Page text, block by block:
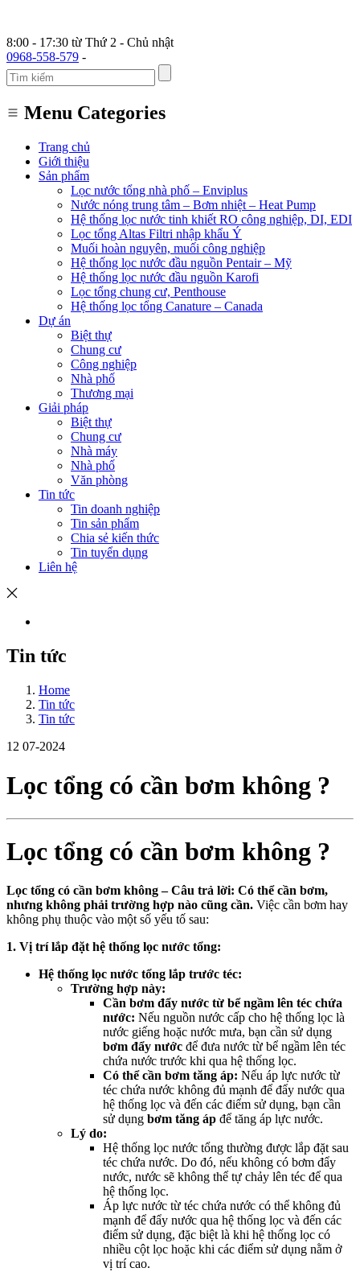
8:00 - 17:30 từ Thứ 2 - Chủ nhật
0968-558-579 -
Menu Categories
Trang chủ
Giới thiệu
Sản phẩm
Lọc nước tổng nhà phố – Enviplus
Nước nóng trung tâm – Bơm nhiệt – Heat Pump
Hệ thống lọc nước tinh khiết RO công nghiệp, DI, EDI
Lọc tổng Altas Filtri nhập khẩu Ý
Muối hoàn nguyên, muối công nghiệp
Hệ thống lọc nước đầu nguồn Pentair – Mỹ
Hệ thống lọc nước đầu nguồn Karofi
Lọc tổng chung cư, Penthouse
Hệ thống lọc tổng Canature – Canada
Dự án
Biệt thự
Chung cư
Công nghiệp
Nhà phố
Thương mại
Giải pháp
Biệt thự
Chung cư
Nhà máy
Nhà phố
Văn phòng
Tin tức
Tin doanh nghiệp
Tin sản phẩm
Chia sẻ kiến thức
Tin tuyển dụng
Liên hệ
Tin tức
Home
Tin tức
Tin tức
12 07-2024
Lọc tổng có cần bơm không ?
Lọc tổng có cần bơm không ?
Lọc tổng có cần bơm không – Câu trả lời: Có thể cần bơm,
nhưng không phải trường hợp nào cũng cần. Việc cần bơm hay
không phụ thuộc vào một số yếu tố sau:
1. Vị trí lắp đặt hệ thống lọc nước tổng:
Hệ thống lọc nước tổng lắp trước téc:
Trường hợp này:
Cần bơm đẩy nước từ bể ngầm lên téc chứa
nước: Nếu nguồn nước cấp cho hệ thống lọc là
nước giếng hoặc nước mưa, bạn cần sử dụng
bơm đẩy nước để đưa nước từ bể ngầm lên téc
chứa nước trước khi qua hệ thống lọc.
Có thể cần bơm tăng áp: Nếu áp lực nước từ
téc chứa nước không đủ mạnh để đẩy nước qua
hệ thống lọc và đến các điểm sử dụng, bạn cần
sử dụng bơm tăng áp để tăng áp lực nước.
Lý do:
Hệ thống lọc nước tổng thường được lắp đặt sau
téc chứa nước. Do đó, nếu không có bơm đẩy
nước, nước sẽ không thể tự chảy lên téc để qua
hệ thống lọc.
Áp lực nước từ téc chứa nước có thể không đủ
mạnh để đẩy nước qua hệ thống lọc và đến các
điểm sử dụng, đặc biệt là khi hệ thống lọc có
nhiều cột lọc hoặc khi các điểm sử dụng nằm ở
vị trí cao.